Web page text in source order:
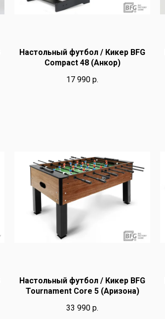
Настольный футбол / Кикер BFG
Compact 48 (Анкор)
17 990 р.
Настольный футбол / Кикер BFG
Tournament Core 5 (Аризона)
33 990 р.